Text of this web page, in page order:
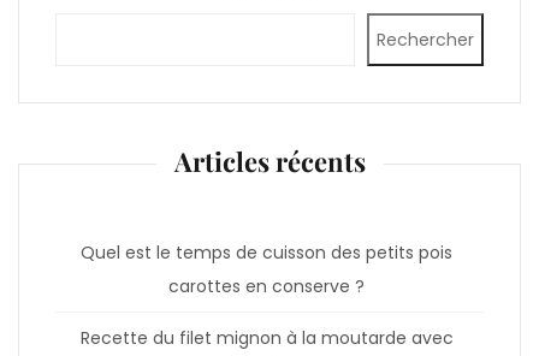
Rechercher
Articles récents
Quel est le temps de cuisson des petits pois
carottes en conserve ?
Recette du filet mignon à la moutarde avec